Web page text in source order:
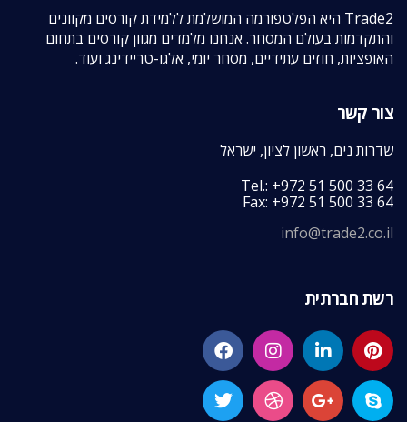
Trade2 היא הפלטפורמה המושלמת ללמידת קורסים מקוונים
והתקדמות בעולם המסחר. אנחנו מלמדים מגוון קורסים בתחום
האופציות, חוזים עתידיים, מסחר יומי, אלגו-טריידינג ועוד.
צור קשר
שדרות נים, ראשון לציון, ישראל
Tel.: +972 51 500 33 64
Fax: +972 51 500 33 64
info@trade2.co.il
רשת חברתית